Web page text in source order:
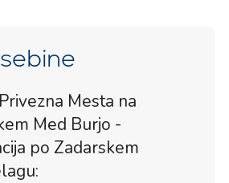
Mesta na
Med Burjo -
po Zadarskem